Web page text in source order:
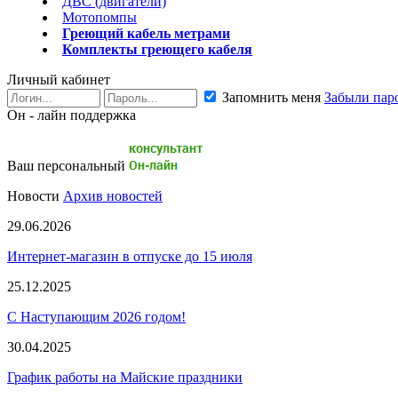
Мотопомпы
Греющий кабель метрами
Комплекты греющего кабеля
Личный кабинет
Запомнить меня Забыли
Он - лайн поддержка
Ваш персональный
Новости Архив новостей
29.06.2026
Интернет-магазин в отпуске до 15 июля
25.12.2025
С Наступающим 2026 годом!
30.04.2025
График работы на Майские праздники